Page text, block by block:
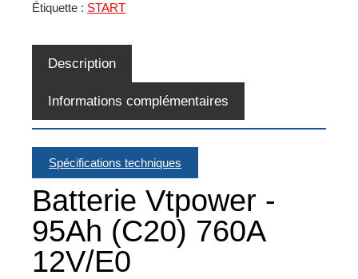
Étiquette : START
Description
Informations complémentaires
Spécifications techniques
Batterie Vtpower -
95Ah (C20) 760A
12V/E0